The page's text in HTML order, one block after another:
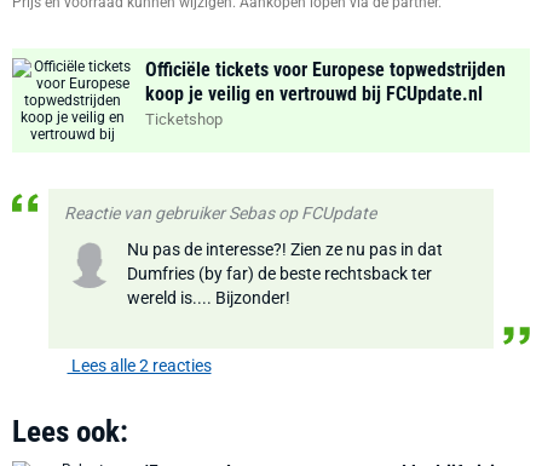
Officiële tickets voor Europese topwedstrijden
koop je veilig en vertrouwd bij FCUpdate.nl
Ticketshop
Reactie van gebruiker Sebas op FCUpdate
Nu pas de interesse?! Zien ze nu pas in dat
Dumfries (by far) de beste rechtsback ter
wereld is.... Bijzonder!
Lees alle 2 reacties
Lees ook: